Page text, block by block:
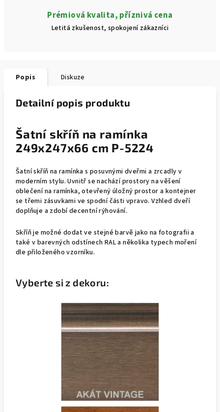
Prémiová kvalita, příznivá cena
Letitá zkušenost, spokojení zákazníci
Popis Diskuze
Detailní popis produktu
Šatní skříň na ramínka
249x247x66 cm P-5224
Šatní skříň na ramínka s posuvnými dveřmi a zrcadly v
moderním stylu. Uvnitř se nachází prostory na věšení
oblečení na ramínka, otevřený úložný prostor a kontejner
se třemi zásuvkami ve spodní části vpravo. Vzhled dveří
doplňuje a zdobí decentní rýhování.
Skříň je možné dodat ve stejné barvě jako na fotografii a
také v barevných odstínech RAL a několika typech moření
dle přiloženého vzorníku.
Vyberte si z dekoru: